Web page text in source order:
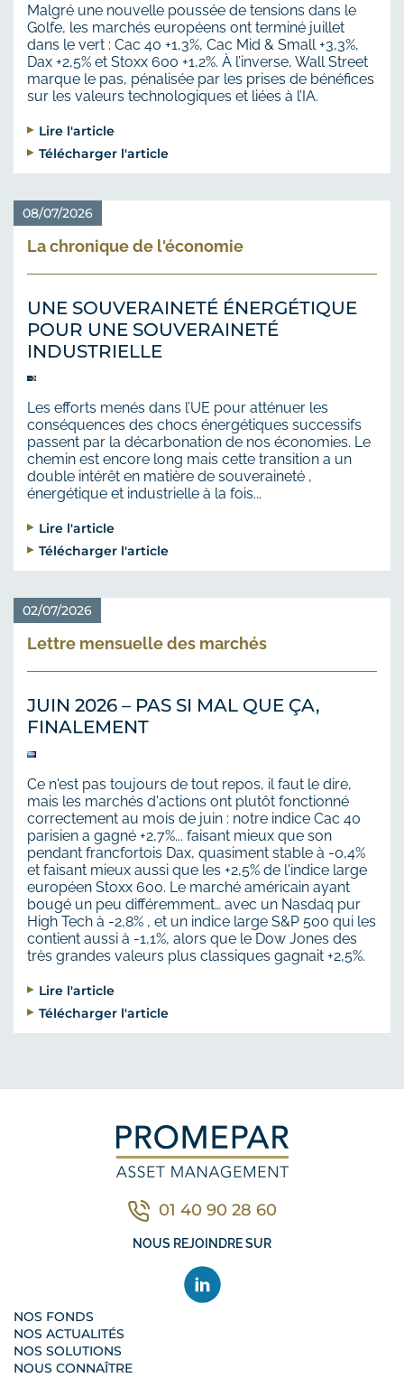
Malgré une nouvelle poussée de tensions dans le
Golfe, les marchés européens ont terminé juillet
dans le vert : Cac 40 +1,3%, Cac Mid & Small +3,3%,
Dax +2,5% et Stoxx 600 +1,2%. À l’inverse, Wall Street
marque le pas, pénalisée par les prises de bénéfices
sur les valeurs technologiques et liées à l’IA.
Lire l'article
Télécharger l'article
08/07/2026
La chronique de l'économie
UNE SOUVERAINETÉ ÉNERGÉTIQUE
POUR UNE SOUVERAINETÉ
INDUSTRIELLE
Les efforts menés dans l’UE pour atténuer les
conséquences des chocs énergétiques successifs
passent par la décarbonation de nos économies. Le
chemin est encore long mais cette transition a un
double intérêt en matière de souveraineté ,
énergétique et industrielle à la fois...
Lire l'article
Télécharger l'article
02/07/2026
Lettre mensuelle des marchés
JUIN 2026 – PAS SI MAL QUE ÇA,
FINALEMENT
Ce n'est pas toujours de tout repos, il faut le dire,
mais les marchés d'actions ont plutôt fonctionné
correctement au mois de juin : notre indice Cac 40
parisien a gagné +2,7%... faisant mieux que son
pendant francfortois Dax, quasiment stable à -0,4%
et faisant mieux aussi que les +2,5% de l'indice large
européen Stoxx 600. Le marché américain ayant
bougé un peu différemment… avec un Nasdaq pur
High Tech à -2,8% , et un indice large S&P 500 qui les
contient aussi à -1,1%, alors que le Dow Jones des
très grandes valeurs plus classiques gagnait +2,5%.
Lire l'article
Télécharger l'article
01 40 90 28 60
NOUS REJOINDRE SUR
NOS FONDS
NOS ACTUALITÉS
NOS SOLUTIONS
NOUS CONNAÎTRE